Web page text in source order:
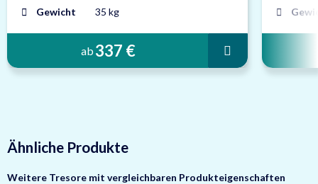
Gewicht
35 kg
ab 337 €
Ähnliche Produkte
Weitere Tresore mit vergleichbaren Produkteigenschaften